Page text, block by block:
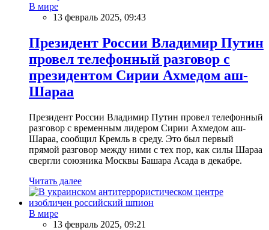
В мире
13 февраль 2025, 09:43
Президент России Владимир Путин
провел телефонный разговор с
президентом Сирии Ахмедом аш-
Шараа
Президент России Владимир Путин провел телефонный
разговор с временным лидером Сирии Ахмедом аш-
Шараа, сообщил Кремль в среду. Это был первый
прямой разговор между ними с тех пор, как силы Шараа
свергли союзника Москвы Башара Асада в декабре.
Читать далее
В мире
13 февраль 2025, 09:21